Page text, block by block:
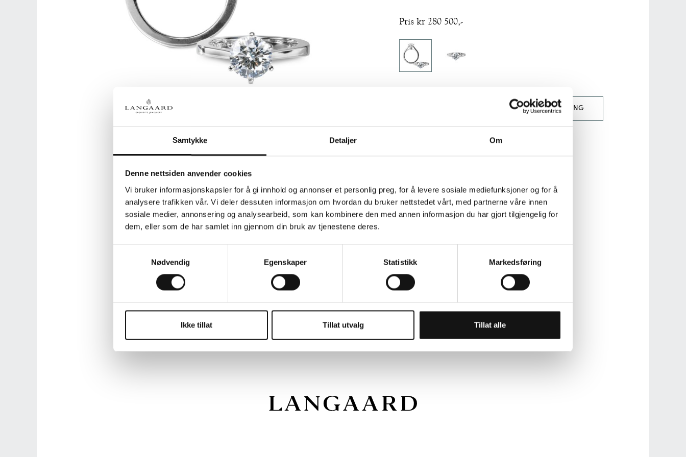
Samtykke Detaljer Om
Denne nettsiden anvender cookies
Vi bruker informasjonskapsler for å gi innhold og annonser et personlig preg, for å levere sosiale mediefunksjoner og for å
analysere trafikken vår. Vi deler dessuten informasjon om hvordan du bruker nettstedet vårt, med partnerne våre innen
sosiale medier, annonsering og analysearbeid, som kan kombinere den med annen informasjon du har gjort tilgjengelig for
dem, eller som de har samlet inn gjennom din bruk av tjenestene deres.
Nødvendig
Egenskaper Statistikk Markedsføring
Ikke tillat Tillat utvalg Tillat alle
Pris kr 280 500,-
TIMEBESTILLING
LIGNENDE PRODUKTER